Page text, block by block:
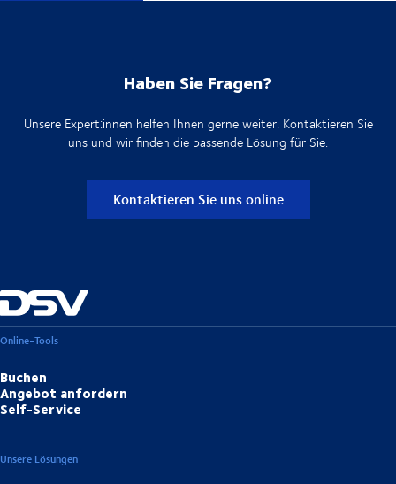
Haben Sie Fragen?
Unsere Expert:innen helfen Ihnen gerne weiter. Kontaktieren Sie
uns und wir finden die passende Lösung für Sie.
Kontaktieren Sie uns online
Online-Tools
Buchen
Angebot anfordern
Self-Service
Unsere Lösungen